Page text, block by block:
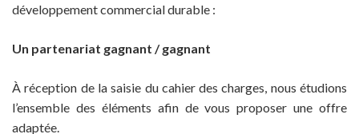
développement commercial durable :
Un partenariat gagnant / gagnant
À réception de la saisie du cahier des charges, nous étudions
l’ensemble des éléments afin de vous proposer une offre
adaptée.